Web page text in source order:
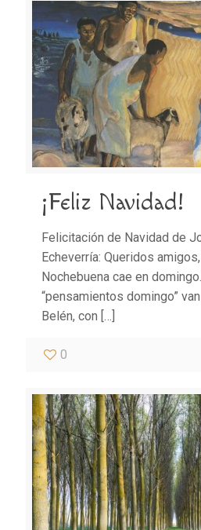
¡Feliz Navidad!
Felicitación de Navidad de
Echeverría: Queridos
Nochebuena cae en
“pensamientos domingo”
Belén, con […]
0